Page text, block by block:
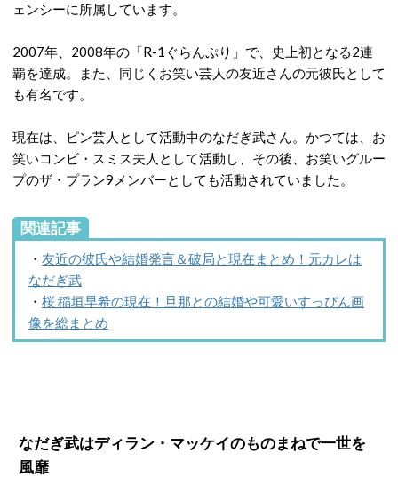
ェンシーに所属しています。
2007年、2008年の「R-1ぐらんぷり」で、史上初となる2連
覇を達成。また、同じくお笑い芸人の友近さんの元彼氏として
も有名です。
現在は、ピン芸人として活動中のなだぎ武さん。かつては、お
笑いコンビ・スミス夫人として活動し、その後、お笑いグルー
プのザ・プラン9メンバーとしても活動されていました。
関連記事
・ 友近の彼氏や結婚発言＆破局と現在まとめ！元カレは
なだぎ武
・ 桜 稲垣早希の現在！旦那との結婚や可愛いすっぴん画
像を総まとめ
なだぎ武はディラン・マッケイのものまねで一世を
風靡